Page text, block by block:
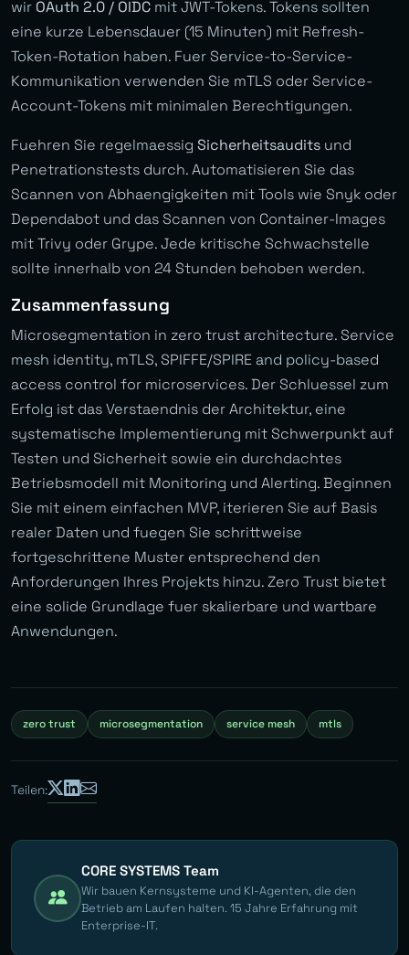
wir OAuth 2.0 / OIDC mit JWT-Tokens. Tokens sollten
eine kurze Lebensdauer (15 Minuten) mit Refresh-
Token-Rotation haben. Fuer Service-to-Service-
Kommunikation verwenden Sie mTLS oder Service-
Account-Tokens mit minimalen Berechtigungen.
Fuehren Sie regelmaessig Sicherheitsaudits und
Penetrationstests durch. Automatisieren Sie das
Scannen von Abhaengigkeiten mit Tools wie Snyk oder
Dependabot und das Scannen von Container-Images
mit Trivy oder Grype. Jede kritische Schwachstelle
sollte innerhalb von 24 Stunden behoben werden.
Zusammenfassung
Microsegmentation in zero trust architecture. Service
mesh identity, mTLS, SPIFFE/SPIRE and policy-based
access control for microservices. Der Schluessel zum
Erfolg ist das Verstaendnis der Architektur, eine
systematische Implementierung mit Schwerpunkt auf
Testen und Sicherheit sowie ein durchdachtes
Betriebsmodell mit Monitoring und Alerting. Beginnen
Sie mit einem einfachen MVP, iterieren Sie auf Basis
realer Daten und fuegen Sie schrittweise
fortgeschrittene Muster entsprechend den
Anforderungen Ihres Projekts hinzu. Zero Trust bietet
eine solide Grundlage fuer skalierbare und wartbare
Anwendungen.
zero trust microsegmentation service mesh mtls
Teilen:
CORE SYSTEMS Team
Wir bauen Kernsysteme und KI-Agenten, die den
Betrieb am Laufen halten. 15 Jahre Erfahrung mit
Enterprise-IT.